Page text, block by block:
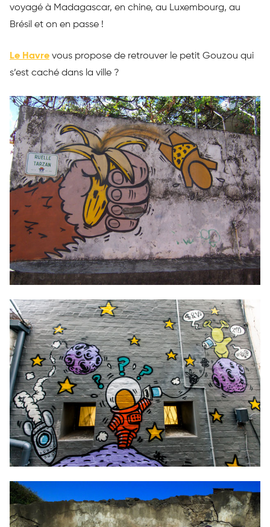
voyagé à Madagascar, en chine, au Luxembourg, au
Brésil et on en passe !
Le Havre vous propose de retrouver le petit Gouzou qui
s’est caché dans la ville ?